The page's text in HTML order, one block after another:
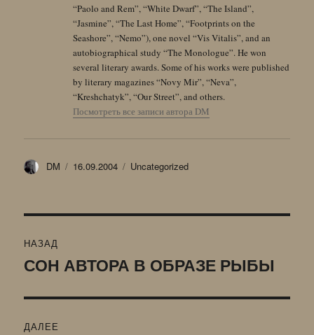
“Paolo and Rem”, “White Dwarf”, “The Island”,
“Jasmine”, “The Last Home”, “Footprints on the
Seashore”, “Nemo”), one novel “Vis Vitalis”, and an
autobiographical study “The Monologue”. He won
several literary awards. Some of his works were published
by literary magazines “Novy Mir”, “Neva”,
“Kreshchatyk”, “Our Street”, and others.
Посмотреть все записи автора DM
Автор
DM Опубликовано
16.09.2004 Рубрики
Uncategorized
по
НАЗАД
Предыдущая
СОН АВТОРА В ОБРАЗЕ РЫБЫ
ДАЛЕЕ